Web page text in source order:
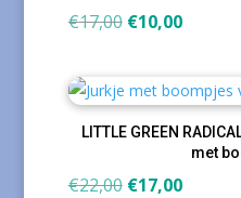
€17,00
€17,00.
€10,00Huidige
€10,00.
LITTLE GREEN
met
€22,00 €17,00Huidige